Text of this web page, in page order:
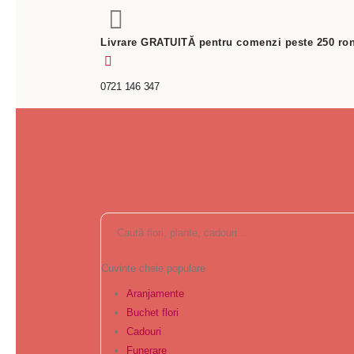
Livrare GRATUITĂ pentru comenzi peste 250
0721 146 347
Cuvinte cheie populare
Aranjamente
Buchet flori
Cadouri
Funerare